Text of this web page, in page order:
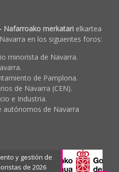
Nafarroako merkatarielkartea
en los siguientes foros:
minorista de Navarra.
de Pamplona.
de Navarra (CEN).
e Industria.
autónomos de Navarra
y gestión de
de 2026